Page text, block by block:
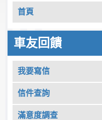
首頁
車友回饋
我要寫信
信件查詢
滿意度調查